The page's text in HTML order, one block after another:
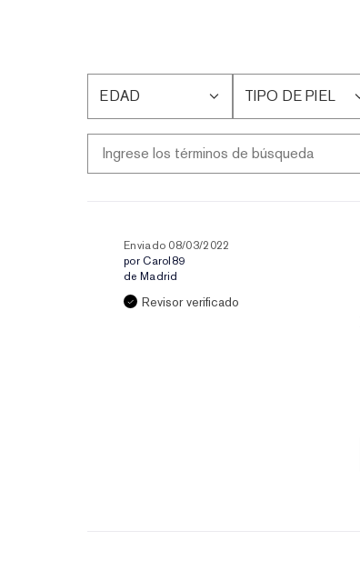
EDAD
FILTRAR
RESEÑAS
EDAD
TIPO DE PIEL
FILTRAR
RESEÑAS
TIPO
Enviado 08/03/2022
por Carol89
de Madrid
Revisor verificado